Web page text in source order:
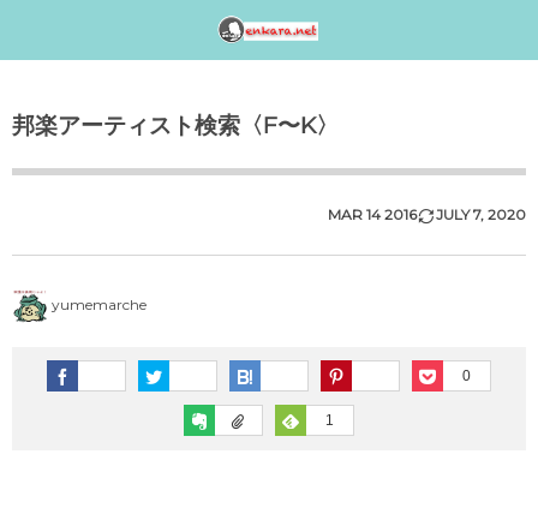
邦楽アーティスト検索〈F〜K〉
MAR 14 2016 JULY 7, 2020
yumemarche
0
1
女性アイドル歌手（1990年代デビュー）
シングルTOP100
シングルTOP100
女性アイドル歌手（1980年代デビュー）
1988年（昭和63年）ヒット曲ランキング
1987年（昭和62年）ヒット曲ランキング
1986年（昭和61年）ヒット曲ランキング
1985年（昭和60年）プレイバック
女性アイドル歌手（1970年代デビュー）
1978年（昭和53年）プレイバック
1977年（昭和52年）プレイバック
1976年（昭和51年）プレイバック
1975年（昭和50年）ヒット曲ランキング
演歌・歌謡曲〈男性〉人気歌手一覧
気になる女性演歌歌手（2018 PART-1）
気になる女性演歌歌手（2018 PART-3）
気になる女性演歌歌手（2018 PART-2）
女性アイドルグループ【動画】
K-POP（韓流）
ジャニーズ